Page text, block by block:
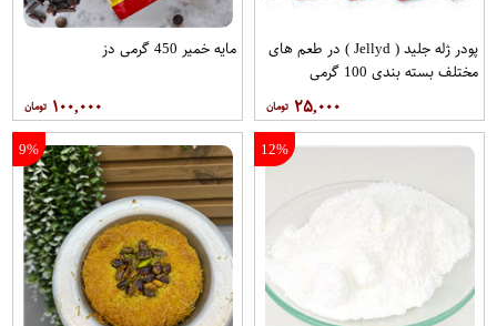
پودر ژله جلید ( Jellyd ) در طعم های
مختلف بسته بندی 100 گرمی
۲۵,۰۰۰
مایه خمیر 450 گرمی دز
۱۰۰,۰۰۰
12%
9%